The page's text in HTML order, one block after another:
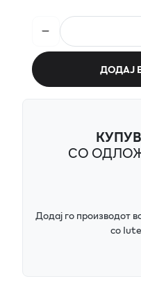
ДОДАЈ
СО
Додај го производот
со